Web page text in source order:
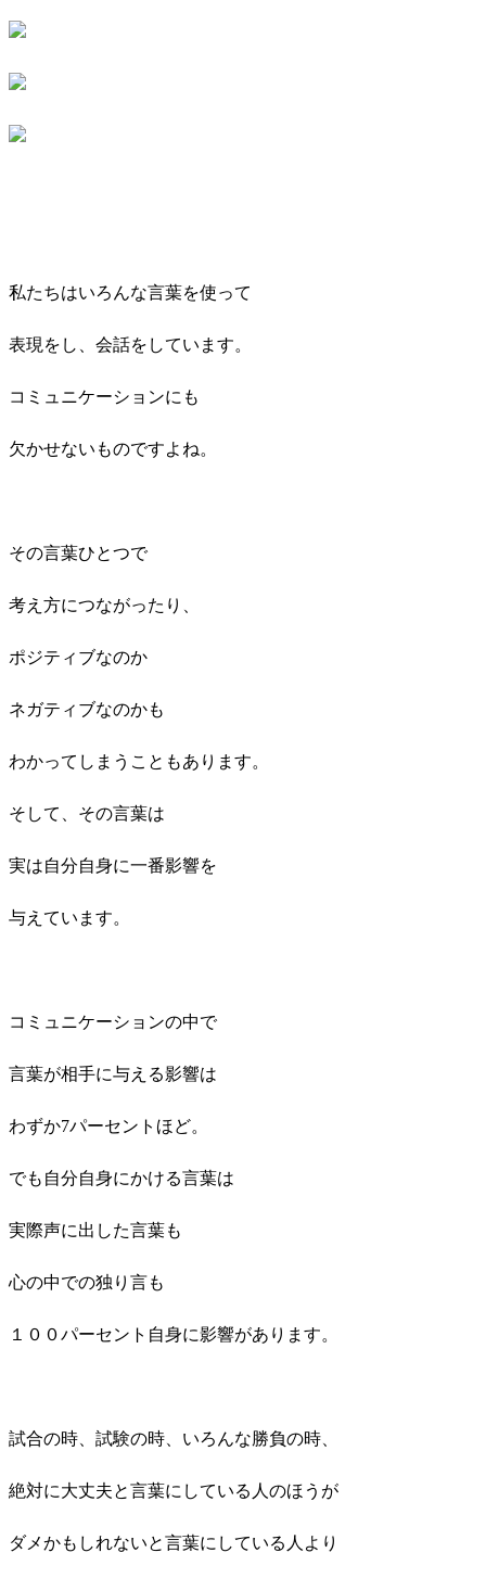
私たちはいろんな言葉を使って
表現をし、会話をしています。
コミュニケーションにも
欠かせないものですよね。
その言葉ひとつで
考え方につながったり、
ポジティブなのか
ネガティブなのかも
わかってしまうこともあります。
そして、その言葉は
実は自分自身に一番影響を
与えています。
コミュニケーションの中で
言葉が相手に与える影響は
わずか7パーセントほど。
でも自分自身にかける言葉は
実際声に出した言葉も
心の中での独り言も
１００パーセント自身に影響があります。
試合の時、試験の時、いろんな勝負の時、
絶対に大丈夫と言葉にしている人のほうが
ダメかもしれないと言葉にしている人より